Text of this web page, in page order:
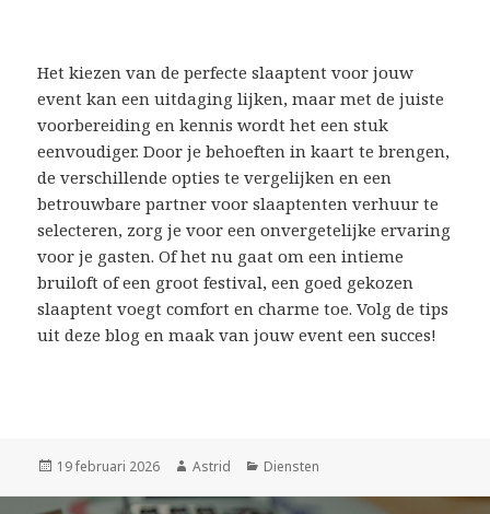
Het kiezen van de perfecte slaaptent voor jouw
event kan een uitdaging lijken, maar met de juiste
voorbereiding en kennis wordt het een stuk
eenvoudiger. Door je behoeften in kaart te brengen,
de verschillende opties te vergelijken en een
betrouwbare partner voor slaaptenten verhuur te
selecteren, zorg je voor een onvergetelijke ervaring
voor je gasten. Of het nu gaat om een intieme
bruiloft of een groot festival, een goed gekozen
slaaptent voegt comfort en charme toe. Volg de tips
uit deze blog en maak van jouw event een succes!
Geplaatst
19 februari 2026 Auteur
Astrid Categorieën
Diensten